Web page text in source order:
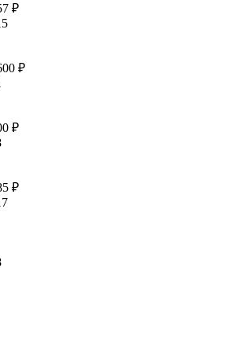
₽
₽
₽
₽